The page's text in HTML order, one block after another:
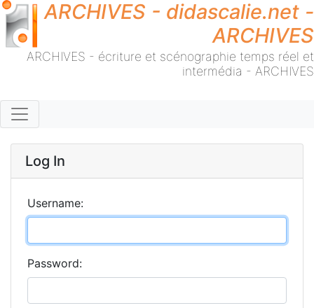
ARCHIVES - didascalie.net -
ARCHIVES
ARCHIVES - écriture et scénographie temps réel et
intermédia - ARCHIVES
Log In
Username:
Password: